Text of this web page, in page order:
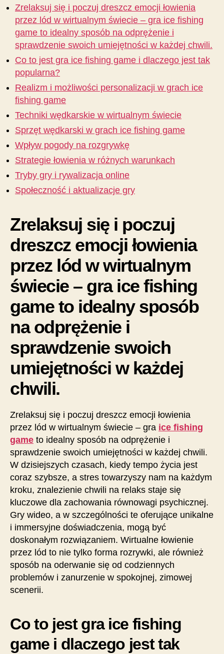
łowienia
przez
w
wirtualnym
świecie
gra
ice
game
へ
Zrelaksuj się i poczuj dreszcz emocji łowienia
przez lód w wirtualnym świecie – gra ice fishing
game to idealny sposób na odprężenie i
sprawdzenie swoich umiejętności w każdej chwili.
Co to jest gra ice fishing game i dlaczego jest tak
popularna?
Realizm i możliwości personalizacji w grach ice
fishing game
Techniki wędkarskie w wirtualnym świecie
Sprzęt wędkarski w grach ice fishing game
Wpływ pogody na rozgrywkę
Strategie łowienia w różnych warunkach
Tryby gry i rywalizacja online
Społeczność i aktualizacje gry
Zrelaksuj się i poczuj
dreszcz emocji łowienia
przez lód w wirtualnym
świecie – gra ice fishing
game to idealny sposób
na odprężenie i
sprawdzenie swoich
umiejętności w każdej
chwili.
Zrelaksuj się i poczuj dreszcz emocji łowienia
przez lód w wirtualnym świecie – gra ice fishing
game to idealny sposób na odprężenie i
sprawdzenie swoich umiejętności w każdej chwili.
W dzisiejszych czasach, kiedy tempo życia jest
coraz szybsze, a stres towarzyszy nam na każdym
kroku, znalezienie chwili na relaks staje się
kluczowe dla zachowania równowagi psychicznej.
Gry wideo, a w szczególności te oferujące unikalne
i immersyjne doświadczenia, mogą być
doskonałym rozwiązaniem. Wirtualne łowienie
przez lód to nie tylko forma rozrywki, ale również
sposób na oderwanie się od codziennych
problemów i zanurzenie w spokojnej, zimowej
scenerii.
Co to jest gra ice fishing
game i dlaczego jest tak